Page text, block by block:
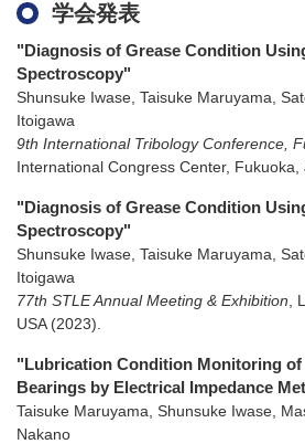
学会発表
"Diagnosis of Grease Condition
Spectroscopy"
Shunsuke Iwase, Taisuke Maruyama,
Itoigawa
9th International Tribology Conference,
International Congress Center, Fukuoka,
"Diagnosis of Grease Condition
Spectroscopy"
Shunsuke Iwase, Taisuke Maruyama,
Itoigawa
77th STLE Annual Meeting & Exhibition
USA (2023)
"Lubrication Condition Monitoring of
Bearings by Electrical Impedance
Taisuke Maruyama, Shunsuke Iwase,
Nakano